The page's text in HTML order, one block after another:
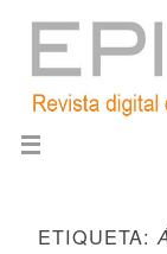
ETIQUETA: